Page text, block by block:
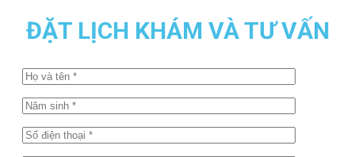
ĐẶT LỊCH KHÁM VÀ TƯ VẤN